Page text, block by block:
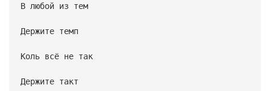
В любой из тем
Держите темп
Коль всё не так
Держите такт